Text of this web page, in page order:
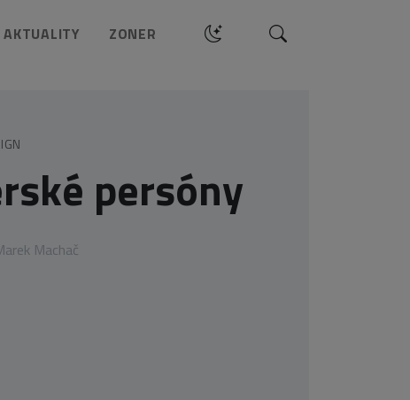
AKTUALITY ZONER Hledat
persóny
Machač